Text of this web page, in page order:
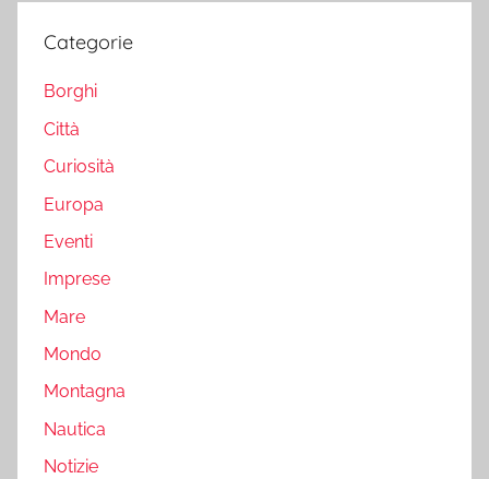
Categorie
Borghi
Città
Curiosità
Europa
Eventi
Imprese
Mare
Mondo
Montagna
Nautica
Notizie